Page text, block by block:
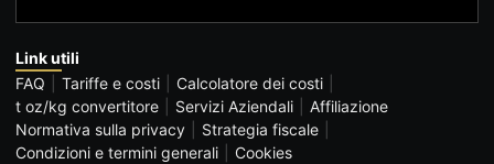
Link utili
FAQ
Tariffe e costi
Calcolatore dei costi
t oz/kg convertitore
Servizi Aziendali
Affiliazione
Normativa sulla privacy
Strategia fiscale
Condizioni e termini generali
Cookies